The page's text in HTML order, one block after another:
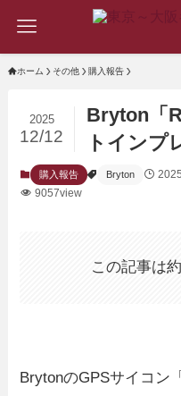
ホーム その他 購入報告
Bryton「
トインプ
2025
12/12
購入報告 Bryton
9057view
この記事は約
BrytonのGPSサイコン